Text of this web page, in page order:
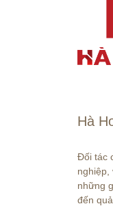
Hà
Đối tác
nghiệp,
những
đến